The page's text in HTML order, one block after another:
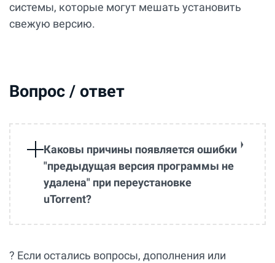
системы, которые могут мешать установить
свежую версию.
Вопрос / ответ
Каковы причины появляется ошибки
"предыдущая версия программы не
удалена" при переустановке
uTorrent?
? Если остались вопросы, дополнения или